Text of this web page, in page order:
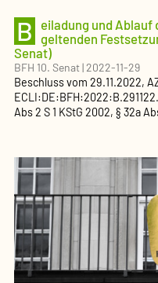
B
eiladung und Ablauf
geltenden
Senat)
BFH 10. Senat|2022-11-29
Beschlussvom 29.11.2022,
Abs 2 S 1 KStG 2002, § 32a